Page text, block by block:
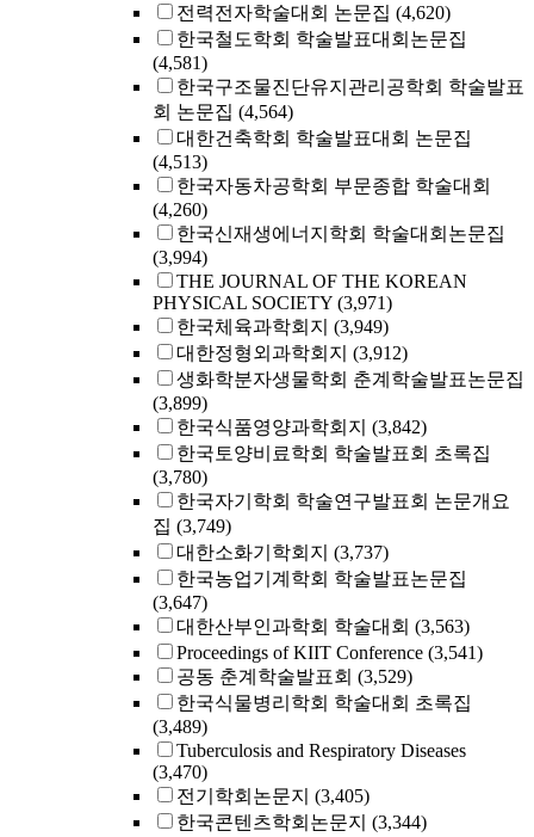
전력전자학술대회 논문집 (4,620)
한국철도학회 학술발표대회논문집
(4,581)
한국구조물진단유지관리공학회 학술발표
회 논문집 (4,564)
대한건축학회 학술발표대회 논문집
(4,513)
한국자동차공학회 부문종합 학술대회
(4,260)
한국신재생에너지학회 학술대회논문집
(3,994)
THE JOURNAL OF THE KOREAN
PHYSICAL SOCIETY (3,971)
한국체육과학회지 (3,949)
대한정형외과학회지 (3,912)
생화학분자생물학회 춘계학술발표논문집
(3,899)
한국식품영양과학회지 (3,842)
한국토양비료학회 학술발표회 초록집
(3,780)
한국자기학회 학술연구발표회 논문개요
집 (3,749)
대한소화기학회지 (3,737)
한국농업기계학회 학술발표논문집
(3,647)
대한산부인과학회 학술대회 (3,563)
Proceedings of KIIT Conference (3,541)
공동 춘계학술발표회 (3,529)
한국식물병리학회 학술대회 초록집
(3,489)
Tuberculosis and Respiratory Diseases
(3,470)
전기학회논문지 (3,405)
한국콘텐츠학회논문지 (3,344)